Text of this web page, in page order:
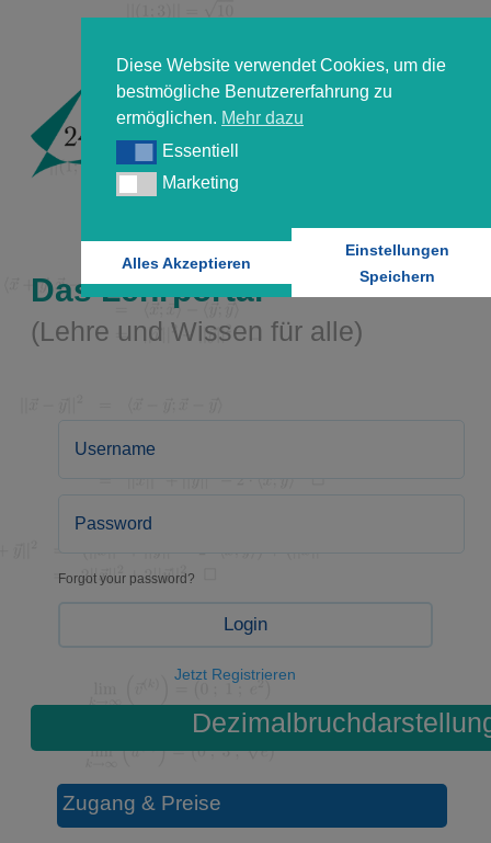
Diese Website verwendet Cookies, um die
bestmögliche Benutzererfahrung zu
ermöglichen. Mehr dazu
EssentiellEssentiell
MarketingMarketing
Alles Akzeptieren
Einstellungen
Speichern
Das Lehrportal
(Lehre und Wissen für alle)
Forgot your password?
Login
Jetzt Registrieren
Zugang & Preise